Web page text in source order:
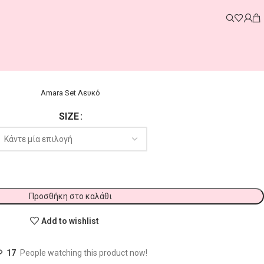
Amara Set Λευκό
SIZE
Προσθήκη στο καλάθι
Add to wishlist
17 People watching this product now!